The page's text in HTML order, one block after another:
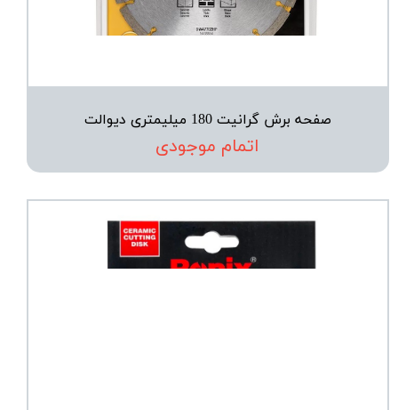
صفحه برش گرانیت 180 میلیمتری دیوالت
اتمام موجودی